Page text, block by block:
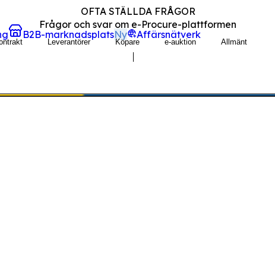
B2B-marknadsplatsNy Affärsnätverk
OFTA STÄLLDA FRÅGOR
Frågor och svar om e-Procure-plattformen
Leverantörer Köpare e-auktion Allmänt
för företag från hela världen att ansluta och hantera
inte implementeras eftersom den erbjuds i